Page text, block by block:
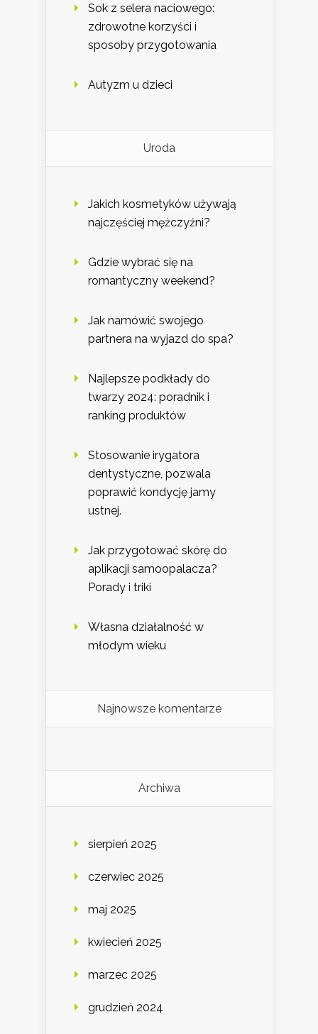
Sok z selera naciowego:
zdrowotne korzyści i
sposoby przygotowania
Autyzm u dzieci
Uroda
Jakich kosmetyków używają
najczęściej mężczyźni?
Gdzie wybrać się na
romantyczny weekend?
Jak namówić swojego
partnera na wyjazd do spa?
Najlepsze podkłady do
twarzy 2024: poradnik i
ranking produktów
Stosowanie irygatora
dentystyczne, pozwala
poprawić kondycję jamy
ustnej.
Jak przygotować skórę do
aplikacji samoopalacza?
Porady i triki
Własna działalność w
młodym wieku
Najnowsze komentarze
Archiwa
sierpień 2025
czerwiec 2025
maj 2025
kwiecień 2025
marzec 2025
grudzień 2024